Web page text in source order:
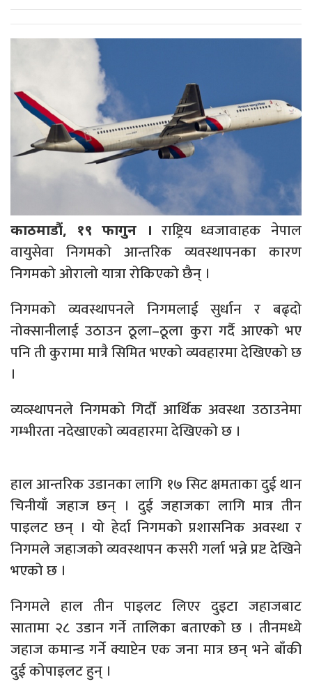
काठमाडौं, १९ फागुन । राष्ट्रिय ध्वजावाहक नेपाल
वायुसेवा निगमको आन्तरिक व्यवस्थापनका कारण
निगमको ओरालो यात्रा रोकिएको छैन् ।
निगमको व्यवस्थापनले निगमलाई सुर्धान र बढ्दो
नोक्सानीलाई उठाउन ठूला–ठूला कुरा गर्दै आएको भए
पनि ती कुरामा मात्रै सिमित भएको व्यवहारमा देखिएको छ
।
व्यव्स्थापनले निगमको गिर्दौ आर्थिक अवस्था उठाउनेमा
गम्भीरता नदेखाएको व्यवहारमा देखिएको छ ।
हाल आन्तरिक उडानका लागि १७ सिट क्षमताका दुई थान
चिनीयाँ जहाज छन् । दुई जहाजका लागि मात्र तीन
पाइलट छन् । यो हेर्दा निगमको प्रशासनिक अवस्था र
निगमले जहाजको व्यवस्थापन कसरी गर्ला भन्ने प्रष्ट देखिने
भएको छ ।
निगमले हाल तीन पाइलट लिएर दुइटा जहाजबाट
सातामा २८ उडान गर्ने तालिका बताएको छ । तीनमध्ये
जहाज कमान्ड गर्ने क्याप्टेन एक जना मात्र छन् भने बाँकी
दुई कोपाइलट हुन् ।